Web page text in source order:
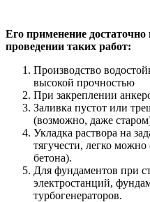
Его применение
проведении таких работ:
Производство
высокой прочностью
При закреплении
Заливка пустот или
(возможно, даже
Укладка раствора на
тягучести, легко можно
бетона).
Для фундаментов при
электростанций,
турбогенераторов.